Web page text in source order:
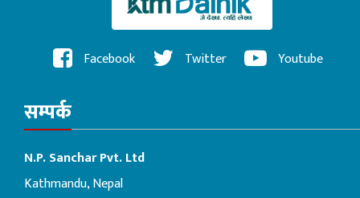
Facebook Twitter Youtube
सम्पर्क
N.P. Sanchar Pvt. Ltd
Kathmandu, Nepal